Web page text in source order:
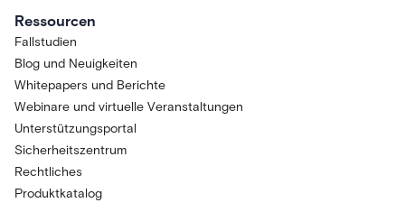
Ressourcen
Fallstudien
Blog und Neuigkeiten
Whitepapers und Berichte
Webinare und virtuelle Veranstaltungen
Unterstützungsportal
Sicherheitszentrum
Rechtliches
Produktkatalog